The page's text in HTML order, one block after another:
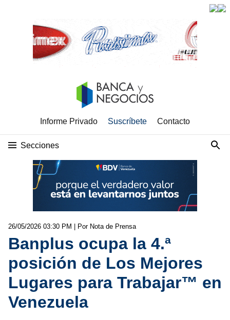
Informe Privado Suscríbete Contacto
Secciones
26/05/2026 03:30 PM | Por Nota de Prensa
Banplus ocupa la 4.ª
posición de Los Mejores
Lugares para Trabajar™ en
Venezuela